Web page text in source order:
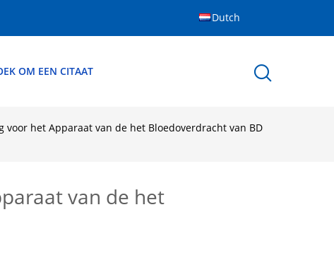
Dutch
OM EEN CITAAT
voor het Apparaat van de het Bloedoverdracht van BD
van de het